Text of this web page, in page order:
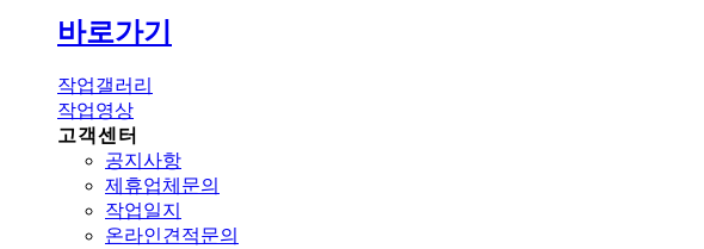
바로가기
작업갤러리
작업영상
고객센터
공지사항
제휴업체문의
작업일지
온라인견적문의